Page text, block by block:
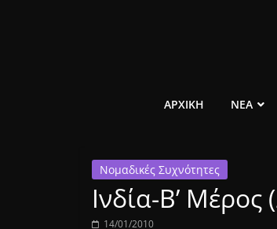
ελεύθερο
κοινωνικό
ραδιόφωνο
ΑΡΧΙΚΗ ΝΕΑ
Νομαδικές Συχνότητες
Ινδία-Β’ Μέρος
14/01/2010